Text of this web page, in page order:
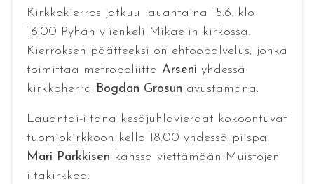
Kirkkokierros jatkuu lauantaina 15.6. klo
16.00 Pyhän ylienkeli Mikaelin kirkossa.
Kierroksen päätteeksi on ehtoopalvelus, jonka
toimittaa metropoliitta Arseni yhdessä
kirkkoherra Bogdan Grosun avustamana.
Lauantai-iltana kesäjuhlavieraat kokoontuvat
tuomiokirkkoon kello 18.00 yhdessä piispa
Mari Parkkisen kanssa viettämään Muistojen
iltakirkkoa.